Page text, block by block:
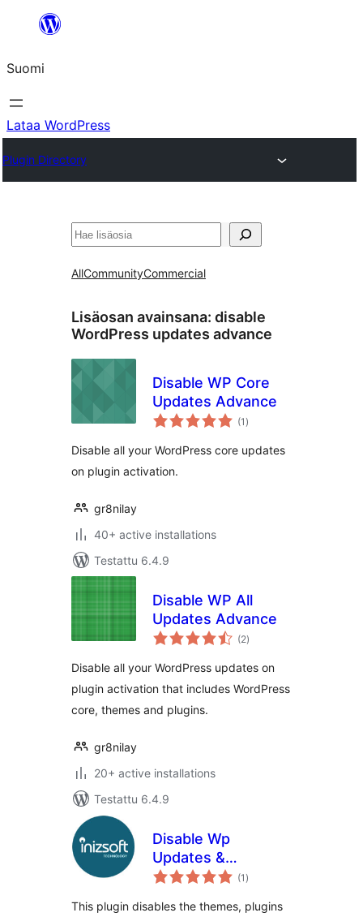
Suomi
Lataa WordPress
Plugin Directory
Etsi
AllCommunityCommercial
Lisäosan avainsana: disable
WordPress updates advance
Disable WP Core
Updates Advance
(1 arvosanat
yhteensä
)
Disable all your WordPress core updates
on plugin activation.
gr8nilay
40+ active installations
Testattu 6.4.9
Disable WP All
Updates Advance
(2arvosanat
yhteensä
)
Disable all your WordPress updates on
plugin activation that includes WordPress
core, themes and plugins.
gr8nilay
20+ active installations
Testattu 6.4.9
Disable Wp
Updates &
Notifications(1 arvosanat
yhteensä
)
This plugin disables the themes, plugins